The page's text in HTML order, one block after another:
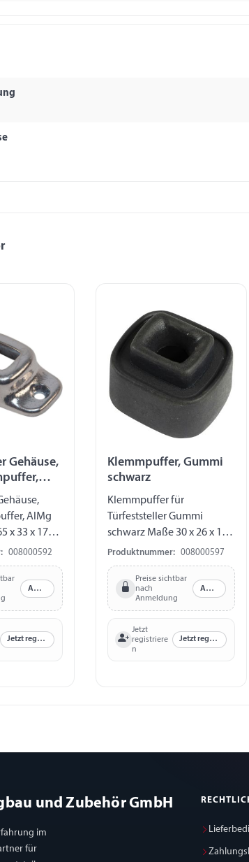
Gehäuse,
AlMg
x 33 x 17
008000592
Anmelden
Jetzt registrieren
Klemmpuffer, Gummi
schwarz
Klemmpuffer für
Türfeststeller Gummi
schwarz Maße 30 x 26 x 19
mm
Produktnummer: 008000597
Preise sichtbar
nach
Anmeldung
Anmelden
Jetzt
registriere
n
Jetzt registrieren
und Zubehör GmbH
im
für